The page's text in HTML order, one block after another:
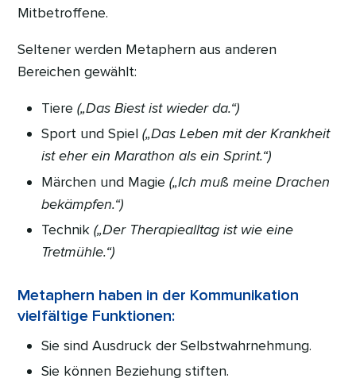
Mitbetroffene.
Seltener werden Metaphern aus anderen
Bereichen gewählt:
Tiere(„Das Biest ist wieder da.“)
Sport und Spiel(„Das Leben mit der Krankheit
ist eher ein Marathon als ein Sprint.“)
Märchen und Magie(„Ich muß meine Drachen
bekämpfen.“)
Technik(„Der Therapiealltag ist wie eine
Tretmühle.“)
Metaphern haben in der Kommunikation
vielfältige Funktionen:
Sie sind Ausdruck der Selbstwahrnehmung.
Sie können Beziehung stiften.